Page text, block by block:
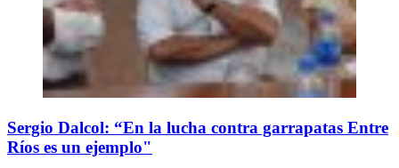
Sergio Dalcol: “En la lucha contra garrapatas Entre
Ríos es un ejemplo"